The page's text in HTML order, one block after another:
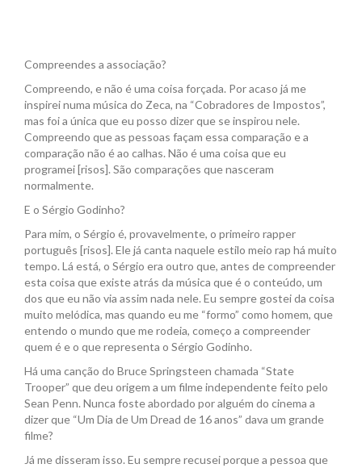
Compreendes a associação?
Compreendo, e não é uma coisa forçada. Por acaso já me
inspirei numa música do Zeca, na “Cobradores de Impostos”,
mas foi a única que eu posso dizer que se inspirou nele.
Compreendo que as pessoas façam essa comparação e a
comparação não é ao calhas. Não é uma coisa que eu
programei [risos]. São comparações que nasceram
normalmente.
E o Sérgio Godinho?
Para mim, o Sérgio é, provavelmente, o primeiro rapper
português [risos]. Ele já canta naquele estilo meio rap há muito
tempo. Lá está, o Sérgio era outro que, antes de compreender
esta coisa que existe atrás da música que é o conteúdo, um
dos que eu não via assim nada nele. Eu sempre gostei da coisa
muito melódica, mas quando eu me “formo” como homem, que
entendo o mundo que me rodeia, começo a compreender
quem é e o que representa o Sérgio Godinho.
Há uma canção do Bruce Springsteen chamada “State
Trooper” que deu origem a um filme independente feito pelo
Sean Penn. Nunca foste abordado por alguém do cinema a
dizer que “Um Dia de Um Dread de 16 anos” dava um grande
filme?
Já me disseram isso. Eu sempre recusei porque a pessoa que